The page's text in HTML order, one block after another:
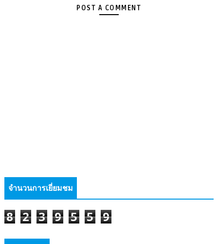
POST A COMMENT
จำนวนการเยี่ยมชม
8 2 3 9 5 5 9